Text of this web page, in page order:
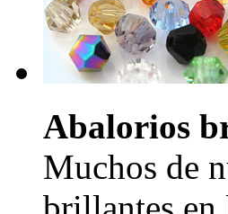
Abalorios
Muchos de